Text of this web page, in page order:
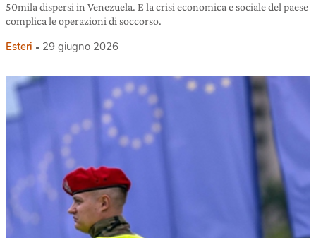
50mila dispersi in Venezuela. E la crisi economica e sociale del paese
complica le operazioni di soccorso.
Esteri 29 giugno 2026